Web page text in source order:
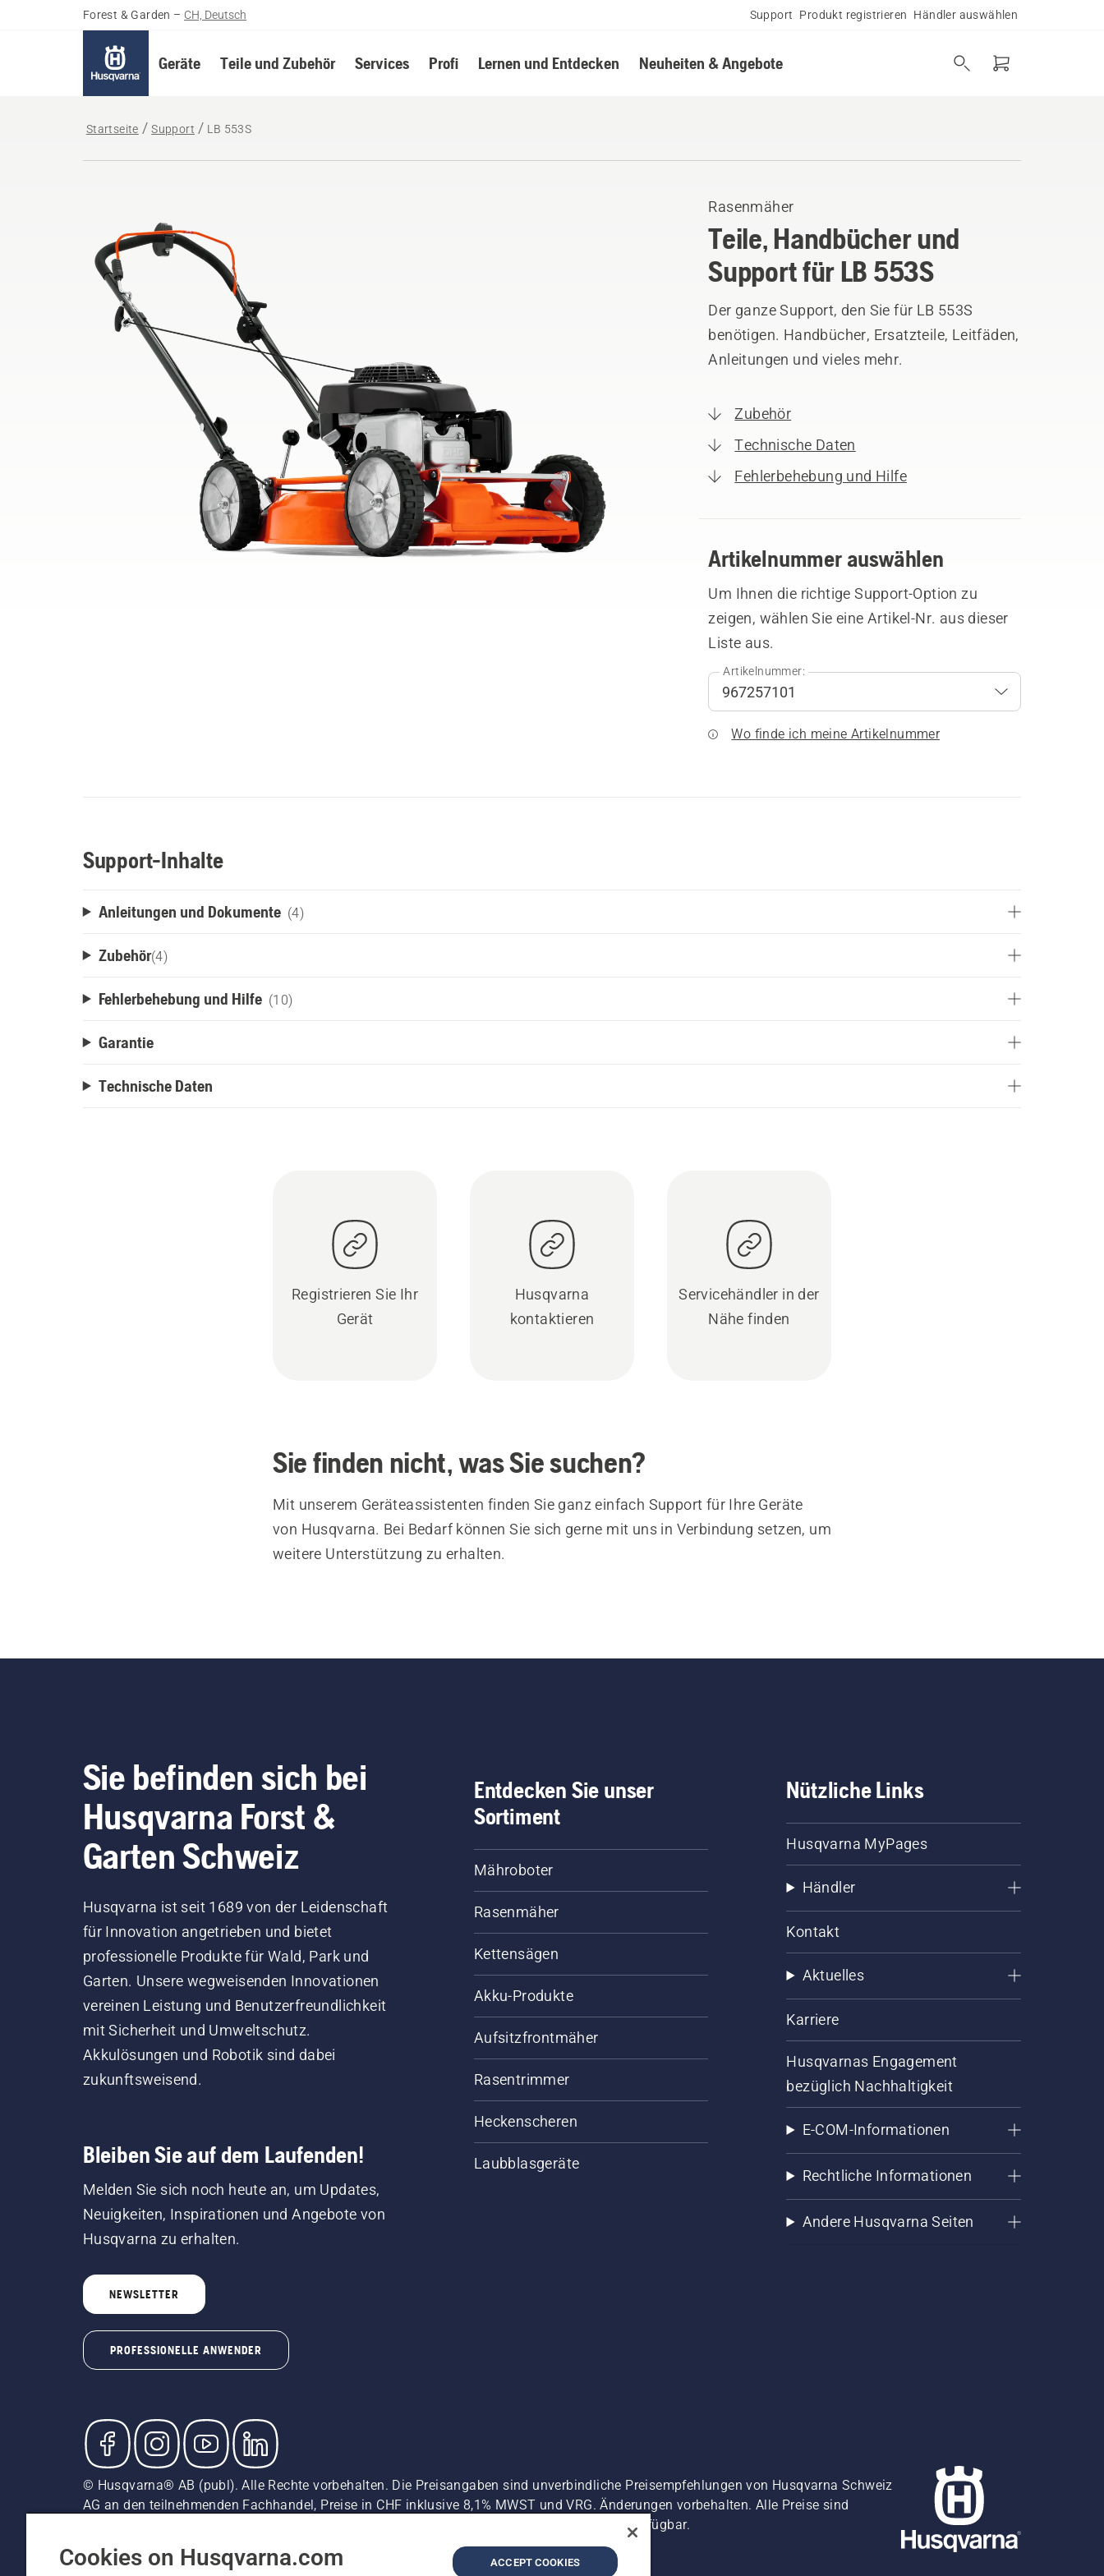
Forest & Garden – CH, Deutsch Support Produkt registrieren Händler auswählen
Geräte Teile und Zubehör Services Profi Lernen und Entdecken Neuheiten & Angebote
Startseite Support LB 553S
Rasenmäher
Teile, Handbücher und
Support für LB 553S
Der ganze Support, den Sie für LB 553S
benötigen. Handbücher, Ersatzteile, Leitfäden,
Anleitungen und vieles mehr.
Zubehör
Technische Daten
Fehlerbehebung und Hilfe
Artikelnummer auswählen
Um Ihnen die richtige Support-Option zu
zeigen, wählen Sie eine Artikel-Nr. aus dieser
Liste aus.
Artikelnummer:
Wo finde ich meine Artikelnummer
Support-Inhalte
Anleitungen und Dokumente (4)
Zubehör(4)
Fehlerbehebung und Hilfe (10)
Garantie
Technische Daten
Registrieren Sie Ihr
Gerät
Husqvarna
kontaktieren
Servicehändler in der
Nähe finden
Sie finden nicht, was Sie suchen?
Mit unserem Geräteassistenten finden Sie ganz einfach Support für Ihre Geräte
von Husqvarna. Bei Bedarf können Sie sich gerne mit uns in Verbindung setzen, um
weitere Unterstützung zu erhalten.
Sie befinden sich bei
Husqvarna Forst &
Garten Schweiz
Husqvarna ist seit 1689 von der Leidenschaft
für Innovation angetrieben und bietet
professionelle Produkte für Wald, Park und
Garten. Unsere wegweisenden Innovationen
vereinen Leistung und Benutzerfreundlichkeit
mit Sicherheit und Umweltschutz.
Akkulösungen und Robotik sind dabei
zukunftsweisend.
Bleiben Sie auf dem Laufenden!
Melden Sie sich noch heute an, um Updates,
Neuigkeiten, Inspirationen und Angebote von
Husqvarna zu erhalten.
NEWSLETTER
PROFESSIONELLE ANWENDER
Entdecken Sie unser
Sortiment
Mähroboter
Rasenmäher
Kettensägen
Akku-Produkte
Aufsitzfrontmäher
Rasentrimmer
Heckenscheren
Laubblasgeräte
Nützliche Links
Husqvarna MyPages
Händler
Kontakt
Aktuelles
Karriere
Husqvarnas Engagement
bezüglich Nachhaltigkeit
E-COM-Informationen
Rechtliche Informationen
Andere Husqvarna Seiten
© Husqvarna® AB (publ). Alle Rechte vorbehalten. Die Preisangaben sind unverbindliche Preisempfehlungen von Husqvarna Schweiz
AG an den teilnehmenden Fachhandel, Preise in CHF inklusive 8,1% MWST und VRG. Änderungen vorbehalten. Alle Preise sind
unverbindliche Preisempfehlungen (inkl. MwSt), es sei denn sie sind für den direkten Kauf verfügbar.
Cookie-Richtlinie Imprint Vermutete Verstöße melden
Cookies on Husqvarna.com ACCEPT COOKIES